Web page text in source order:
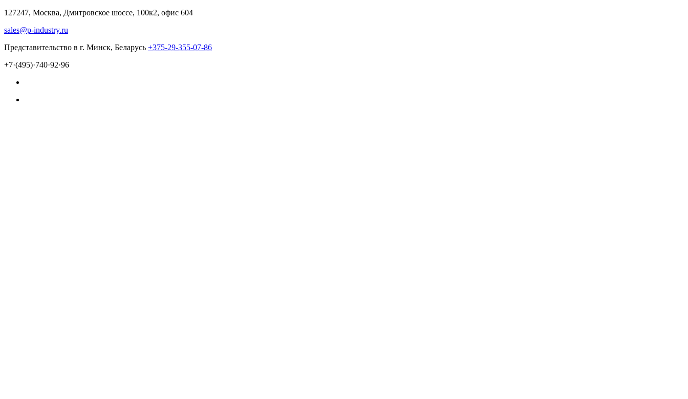
127247, Москва, Дмитровское шоссе, 100к2, офис 604
sales@p-industry.ru
Представительство в г. Минск, Беларусь +375-29-355-07-86
+7·(495)·740·92·96